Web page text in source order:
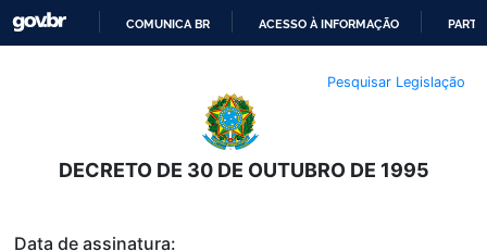
O
CONTEÚDO
COMUNICA BR ACESSO À INFORMAÇÃO
Pesquisar Legislação
DECRETO DE 30 DE OUTUBRO DE 1995
Data de assinatura: